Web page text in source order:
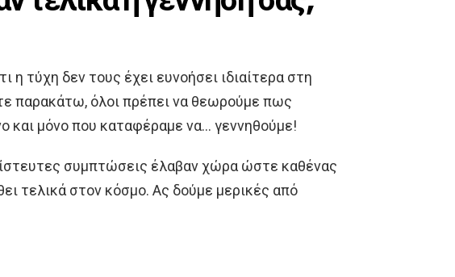
η τύχη δεν τους έχει ευνοήσει ιδιαίτερα στη
παρακάτω, όλοι πρέπει να θεωρούμε πως
και μόνο που καταφέραμε να… γεννηθούμε!
συμπτώσεις έλαβαν χώρα ώστε καθένας
τελικά στον κόσμο. Ας δούμε μερικές από